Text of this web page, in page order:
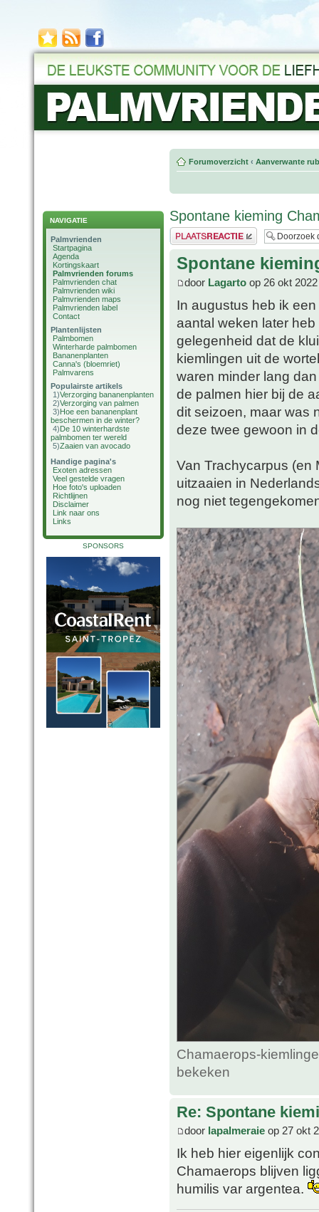
NAVIGATIE
Palmvrienden
Startpagina
Agenda
Kortingskaart
Palmvrienden forums
Palmvrienden chat
Palmvrienden wiki
Palmvrienden maps
Palmvrienden label
Contact
Plantenlijsten
Palmbomen
Winterharde palmbomen
Bananenplanten
Canna's (bloemriet)
Palmvarens
Populairste artikels
1)Verzorging bananenplanten
2)Verzorging van palmen
3)Hoe een bananenplant
beschermen in de winter?
4)De 10 winterhardste
palmbomen ter wereld
5)Zaaien van avocado
Handige pagina's
Exoten adressen
Veel gestelde vragen
Hoe foto's uploaden
Richtlijnen
Disclaimer
Link naar ons
Links
SPONSORS
Forumoverzicht ‹ Aanverwante
Spontane kieming
Plaats een reactie
Spontane
door Lagarto op 26 okt
In augustus heb ik
aantal weken later
gelegenheid dat de
kiemlingen uit de
waren minder lang
de palmen hier bij de
dit seizoen, maar was
deze twee gewoon in
Van Trachycarpus (en
uitzaaien in
nog niet
Chamaerops-
bekeken
Re: Spontane
door lapalmeraie op 27 okt
Ik heb hier eigenlijk
Chamaerops blijven
humilis var argentea.